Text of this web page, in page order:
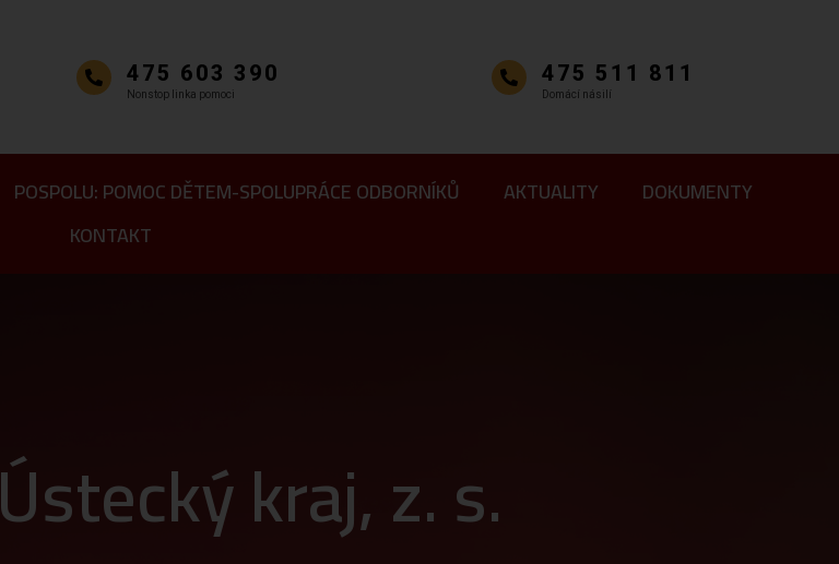
475 603 390
Nonstop linka pomoci
475 511 811
Domácí násilí
POSPOLU: POMOC DĚTEM-SPOLUPRÁCE ODBORNÍKŮ AKTUALITY
DOKUMENTY
KONTAKT
Ústecký kraj, z. s.